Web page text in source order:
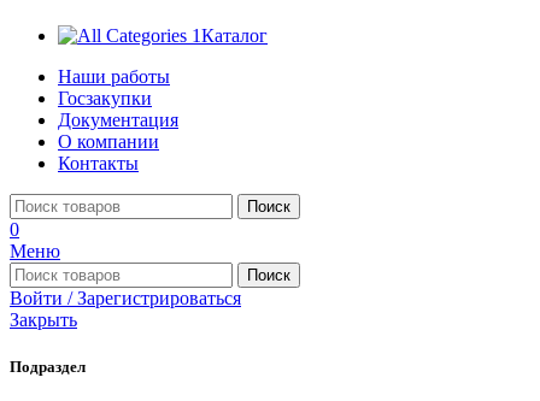
Каталог
Наши работы
Госзакупки
Документация
О компании
Контакты
Поиск
0
Меню
Поиск
Войти / Зарегистрироваться
Закрыть
Подраздел